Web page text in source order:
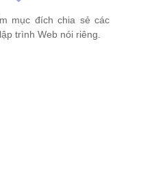
mục đích chia sẻ các
trình Web nói riêng.